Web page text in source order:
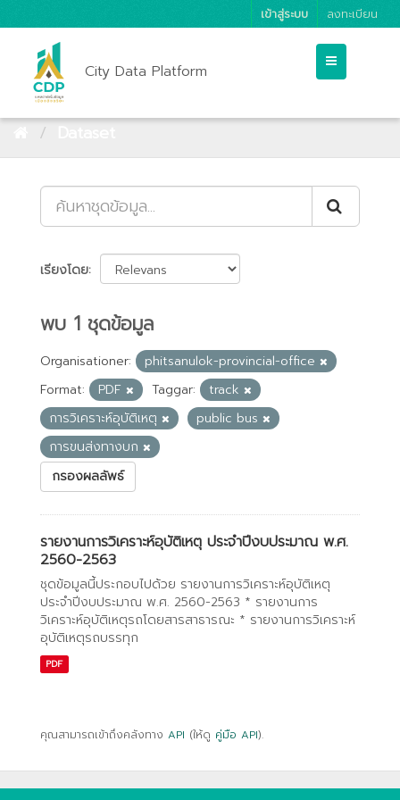
เข้าสู่ระบบ ลงทะเบียน
City Data Platform
เรียงโดย
พบ 1 ชุดข้อมูล
Organisationer:
phitsanulok-provincial-office
Format:
PDF Taggar:
track
การวิเคราะห์อุบัติเหตุ
public bus
การขนส่งทางบก
กรองผลลัพธ์
รายงานการวิเคราะห์อุบัติเหตุ ประจำปีงบประมาณ พ.ศ.
2560-2563
ชุดข้อมูลนี้ประกอบไปด้วย รายงานการวิเคราะห์อุบัติเหตุ
ประจำปีงบประมาณ พ.ศ. 2560-2563 * รายงานการ
วิเคราะห์อุบัติเหตุรถโดยสารสาธารณะ * รายงานการวิเคราะห์
อุบัติเหตุรถบรรทุก
PDF
คุณสามารถเข้าถึงคลังทาง API (ให้ดู คู่มือ API).